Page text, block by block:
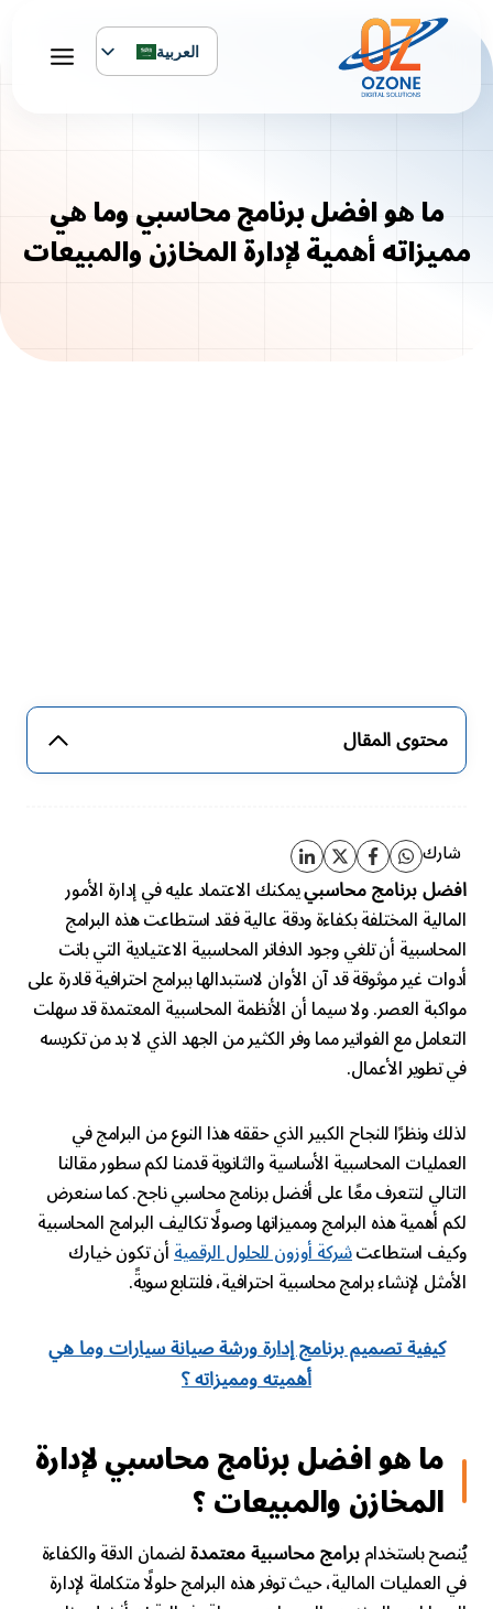
إلى
المحتوى
العربية
ما هو افضل برنامج محاسبي وما هي
مميزاته أهمية لإدارة المخازن والمبيعات
محتوى المقال
شارك
افضل برنامج محاسبييمكنك الاعتماد عليه في إدارة الأمور
المالية المختلفة بكفاءة ودقة عالية فقد استطاعت هذه البرامج
المحاسبية أن تلغي وجود الدفاتر المحاسبية الاعتيادية التي باتت
أدوات غير موثوقة قد آن الأوان لاستبدالها ببرامج احترافية قادرة على
مواكبة العصر. ولا سيما أن الأنظمة المحاسبية المعتمدة قد سهلت
التعامل مع الفواتير مما وفر الكثير من الجهد الذي لا بد من تكريسه
في تطوير الأعمال.
لذلك ونظرًا للنجاح الكبير الذي حققه هذا النوع من البرامج في
العمليات المحاسبية الأساسية والثانوية قدمنا لكم سطور مقالنا
التالي لنتعرف معًا على أفضل برنامج محاسبي ناجح. كما سنعرض
لكم أهمية هذه البرامج ومميزاتها وصولًا تكاليف البرامج المحاسبية
وكيف استطاعتشركة أوزون للحلول الرقميةأن تكون خيارك
الأمثل لإنشاء برامج محاسبية احترافية، فلنتابع سويةً.
كيفية تصميم برنامج إدارة ورشة صيانة سيارات وما هي
أهميته ومميزاته ؟
ما هو افضل برنامج محاسبي لإدارة
المخازن والمبيعات ؟
يُنصح باستخدام برامج محاسبية معتمدة لضمان الدقة والكفاءة
في العمليات المالية، حيث توفر هذه البرامج حلولًا متكاملة لإدارة